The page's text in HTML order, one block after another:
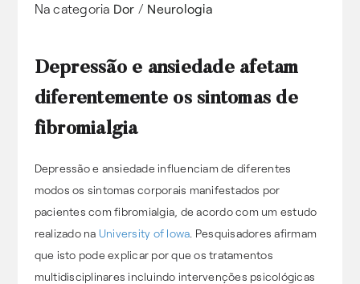
Na categoria Dor / Neurologia
Depressão e ansiedade afetam
diferentemente os sintomas de
fibromialgia
Depressão e ansiedade influenciam de diferentes
modos os sintomas corporais manifestados por
pacientes com fibromialgia, de acordo com um estudo
realizado na University of Iowa . Pesquisadores afirmam
que isto pode explicar por que os tratamentos
multidisciplinares incluindo intervenções psicológicas